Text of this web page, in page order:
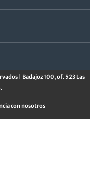
| Badajoz 100, of. 523 Las
con nosotros